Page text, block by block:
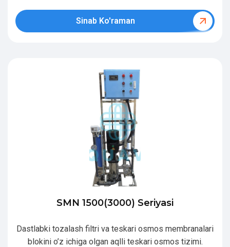
Sinab Ko'raman
SMN 1500(3000) Seriyasi
Dastlabki tozalash filtri va teskari osmos membranalari
blokini o’z ichiga olgan aqlli teskari osmos tizimi.